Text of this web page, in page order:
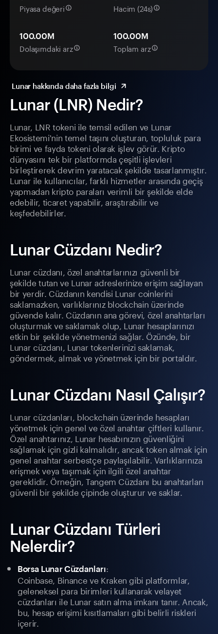
Lunar (LNR) Nedir?
Lunar, LNR tokeni ile temsil edilen ve Lunar
Ekosistemi'nin temel taşını oluşturan, topluluk para
birimi ve fayda tokeni olarak işlev görür. Kripto
dünyasını tek bir platformda çeşitli işlevleri
birleştirerek devrim yaratacak şekilde tasarlanmıştır.
Lunar ile kullanıcılar, farklı hizmetler arasında geçiş
yapmadan kripto paraları verimli bir şekilde elde
edebilir, ticaret yapabilir, araştırabilir ve
keşfedebilirler.
Lunar Cüzdanı Nedir?
Lunar cüzdanı, özel anahtarlarınızı güvenli bir
şekilde tutan ve Lunar adreslerinize erişim sağlayan
bir yerdir. Cüzdanın kendisi Lunar coinlerini
saklamazken, varlıklarınız blockchain üzerinde
güvende kalır. Cüzdanın ana görevi, özel anahtarları
oluşturmak ve saklamak olup, Lunar hesaplarınızı
etkin bir şekilde yönetmenizi sağlar. Özünde, bir
Lunar cüzdanı, Lunar tokenlerinizi saklamak,
göndermek, almak ve yönetmek için bir portaldır.
Lunar Cüzdanı Nasıl Çalışır?
Lunar cüzdanları, blockchain üzerinde hesapları
yönetmek için genel ve özel anahtar çiftleri kullanır.
Özel anahtarınız, Lunar hesabınızın güvenliğini
sağlamak için gizli kalmalıdır, ancak token almak için
genel anahtar serbestçe paylaşılabilir. Varlıklarınıza
erişmek veya taşımak için ilgili özel anahtar
gereklidir. Örneğin, Tangem Cüzdanı bu anahtarları
güvenli bir şekilde çipinde oluşturur ve saklar.
Lunar Cüzdanı Türleri
Nelerdir?
Borsa Lunar Cüzdanları:
Coinbase, Binance ve Kraken gibi platformlar,
geleneksel para birimleri kullanarak velayet
cüzdanları ile Lunar satın alma imkanı tanır. Ancak,
bu, hesap erişimi kısıtlamaları gibi belirli riskleri
içerir.
Piyasa değeri Hacim (24s)
100.00M
Dolaşımdaki arz
100.00M
Toplam arz
Lunar hakkında daha fazla bilgi